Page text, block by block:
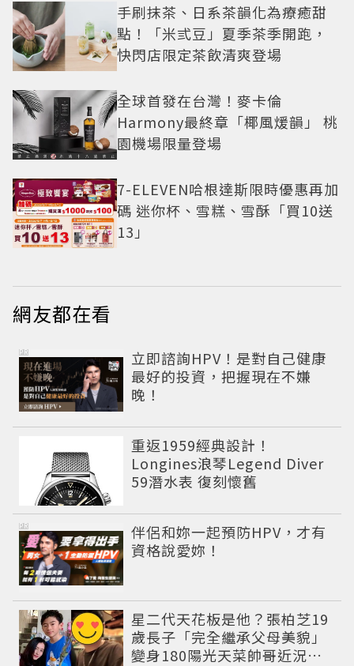
手刷抹茶、日系茶韻化為療癒甜
點！「米弎豆」夏季茶季開跑，
快閃店限定茶飲清爽登場
全球首發在台灣！麥卡倫
Harmony最終章「椰風煖韻」 桃
園機場限量登場
7-ELEVEN哈根達斯限時優惠再加
碼 迷你杯、雪糕、雪酥「買10送
13」
網友都在看
立即諮詢HPV！是對自己健康
最好的投資，把握現在不嫌
晚！
PR
重返1959經典設計！
Longines浪琴Legend Diver
59潛水表 復刻懷舊
伴侶和妳一起預防HPV，才有
資格說愛妳！
PR
星二代天花板是他？張柏芝19
歲長子「完全繼承父母美貌」
變身180陽光天菜帥哥近況曝